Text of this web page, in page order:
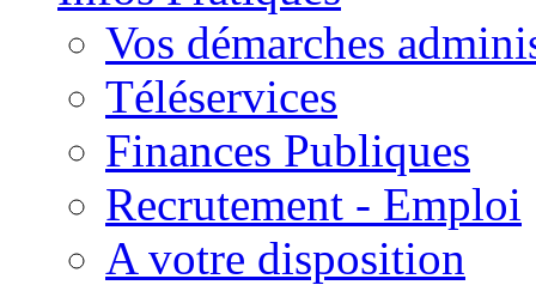
Vos démarches
Téléservices
Finances Publiques
Recrutement - Emploi
A votre disposition